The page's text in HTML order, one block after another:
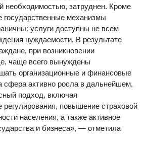
необходимостью, затруднен. Кроме
государственные механизмы
услуги доступны не всем
нуждаемости. В результате
при возникновении
чаще всего вынуждены
организационные и финансовые
сфера активно росла в дальнейшем,
подход, включая
регулирования, повышение страховой
населения, а также активное
и бизнеса», — отметила